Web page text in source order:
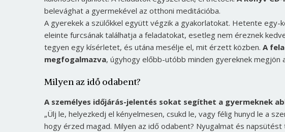
belevághat a gyermekével az otthoni meditációba.
A gyerekek a szülőkkel együtt végzik a gyakorlatokat. Hetente egy-
eleinte furcsának találhatja a feladatokat, esetleg nem éreznek
tegyen egy kísérletet, és utána mesélje el, mit érzett közben. A
megfogalmazva, úgyhogy előbb-utóbb minden gyereknek megjön
Milyen az idő odabent?
A személyes időjárás-jelentés sokat segíthet a gyermeknek
„Ülj le, helyezkedj el kényelmesen, csukd le, vagy félig hunyd le a
hogy érzed magad. Milyen az idő odabent? Nyugalmat és